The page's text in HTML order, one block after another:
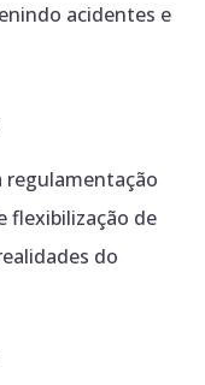
acidentes e
regulamentação
flexibilização de
do